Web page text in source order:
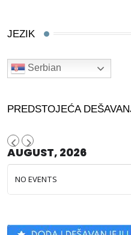
JEZIK
Serbian
PREDSTOJEĆA
AUGUST, 2026
NO EVENTS